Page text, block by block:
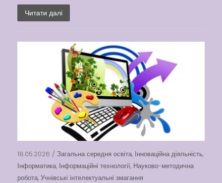
Читати далі
18.05.2026 / Загальна середня освіта, Інноваційна діяльність,
Інформатика, Інформаційні технології, Науково-методична
робота, Учнівські інтелектуальні змагання